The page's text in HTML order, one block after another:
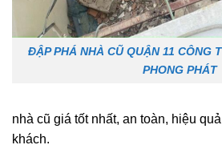
ĐẬP PHÁ NHÀ CŨ QUẬN 11 CÔNG
nhà cũ giá tốt nhất, an toàn, hiệu